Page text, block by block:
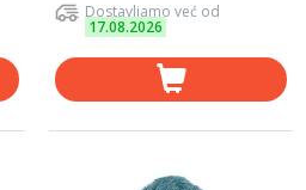
Dostavljamo već od
17.08.2026